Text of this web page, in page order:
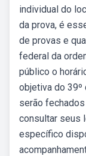
individual do
da prova, é
de provas e
federal da
público o
objetiva do 39º
serão
consultar seus
específico